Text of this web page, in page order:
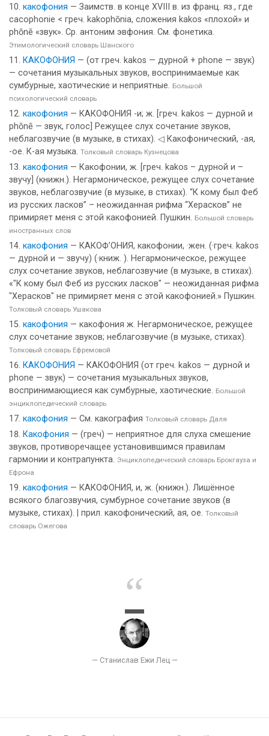
какофония — Заимств. в конце XVIII в. из франц. яз., где
cacophonie < греч. kakophōnia, сложения kakos «плохой» и
phōnē «звук». Ср. антоним эвфония. См. фонетика.
Этимологический словарь Шанского
КАКОФОНИЯ — (от греч. kakos — дурной + phone — звук)
— сочетания музыкальных звуков, воспринимаемые как
сумбурные, хаотические и неприятные. Большой
психологический словарь
какофония — КАКОФОНИЯ -и; ж. [греч. kakos — дурной и
phōnē — звук, голос] Режущее слух сочетание звуков,
неблагозвучие (в музыке, в стихах). ◁ Какофонический, -ая,
-ое. К-ая музыка. Толковый словарь Кузнецова
какофония — Какофонии, ж. [греч. kakos – дурной и –
звучу] (книжн.). Негармоническое, режущее слух сочетание
звуков, неблагозвучие (в музыке, в стихах). “К кому был Феб
из русских ласков” – неожиданная рифма “Херасков” не
примиряет меня с этой какофонией. Пушкин. Большой словарь
иностранных слов
какофония — КАКОФ’ОНИЯ, какофонии, ·жен. (·греч. kakos
— дурной и — звучу) (·книж. ). Негармоническое, режущее
слух сочетание звуков, неблагозвучие (в музыке, в стихах).
«"К кому был Феб из русских ласков" — неожиданная рифма
"Херасков" не примиряет меня с этой какофонией.» Пушкин.
Толковый словарь Ушакова
какофония — какофония ж. Негармоническое, режущее
слух сочетание звуков; неблагозвучие (в музыке, стихах).
Толковый словарь Ефремовой
КАКОФОНИЯ — КАКОФОНИЯ (от греч. kakos — дурной и
phone — звук) — сочетания музыкальных звуков,
воспринимающиеся как сумбурные, хаотические. Большой
энциклопедический словарь
какофония — См. какография Толковый словарь Даля
Какофония — (греч) — неприятное для слуха смешение
звуков, противоречащее установившимся правилам
гармонии и контрапункта. Энциклопедический словарь Брокгауза и
Ефрона
какофония — КАКОФОНИЯ, и, ж. (книжн.). Лишённое
всякого благозвучия, сумбурное сочетание звуков (в
музыке, стихах). | прил. какофонический, ая, ое. Толковый
словарь Ожегова